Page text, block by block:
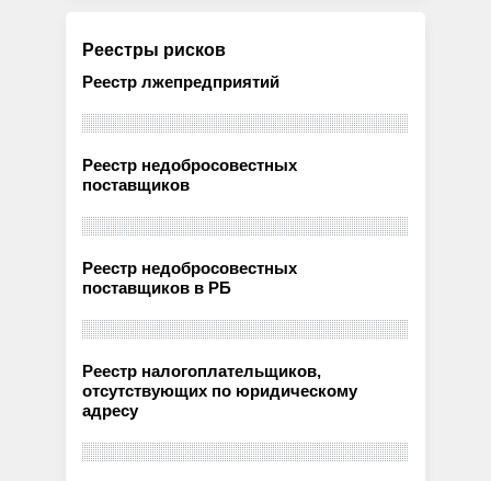
Реестры рисков
Реестр лжепредприятий
Реестр недобросовестных
поставщиков
Реестр недобросовестных
поставщиков в РБ
Реестр налогоплательщиков,
отсутствующих по юридическому
адресу